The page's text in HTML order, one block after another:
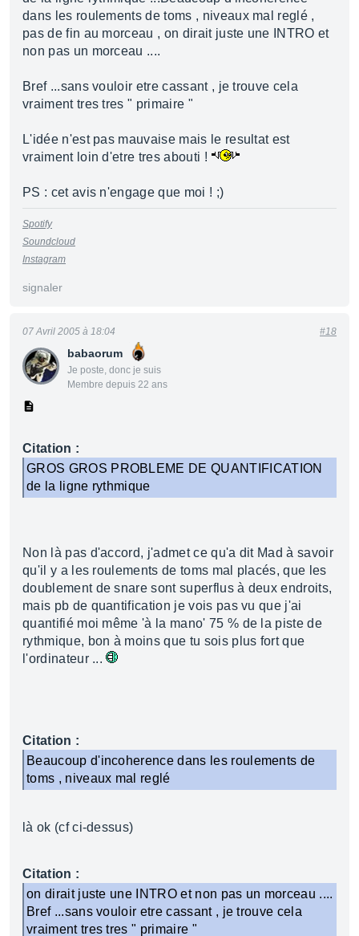
dans les roulements de toms , niveaux mal reglé ,
pas de fin au morceau , on dirait juste une INTRO et
non pas un morceau ....
Bref ...sans vouloir etre cassant , je trouve cela
vraiment tres tres " primaire "
L'idée n'est pas mauvaise mais le resultat est
vraiment loin d'etre tres abouti !
PS : cet avis n'engage que moi ! ;)
Spotify
Soundcloud
Instagram
signaler
babaorum
Je poste, donc je suis
Membre depuis 22 ans
07 Avril 2005 à 18:04 #18
Citation :
GROS GROS PROBLEME DE QUANTIFICATION
de la ligne rythmique
Non là pas d'accord, j'admet ce qu'a dit Mad à savoir
qu'il y a les roulements de toms mal placés, que les
doublement de snare sont superflus à deux endroits,
mais pb de quantification je vois pas vu que j'ai
quantifié moi même 'à la mano' 75 % de la piste de
rythmique, bon à moins que tu sois plus fort que
l'ordinateur ...
Citation :
Beaucoup d'incoherence dans les roulements de
toms , niveaux mal reglé
là ok (cf ci-dessus)
Citation :
on dirait juste une INTRO et non pas un morceau ....
Bref ...sans vouloir etre cassant , je trouve cela
vraiment tres tres " primaire "